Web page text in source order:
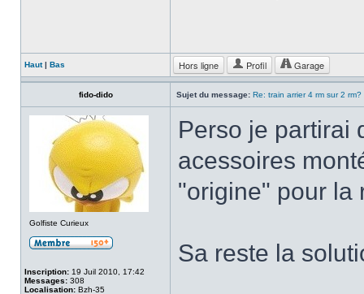
Haut| Bas Hors ligne Profil Garage
fido-dido Sujet du message: Re: train arrier 4 rm sur 2 rm?
Golfiste Curieux
Inscription: 19 Juil 2010, 17:42
Messages: 308
Localisation: Bzh-35
Perso je partirai
acessoires
"origine" pour la
Sa reste la